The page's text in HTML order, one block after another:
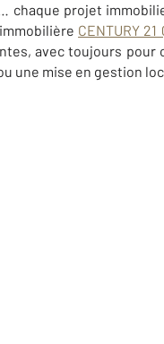
chaque projet
immobilière CENTURY
avec toujours pour
une mise en gestion